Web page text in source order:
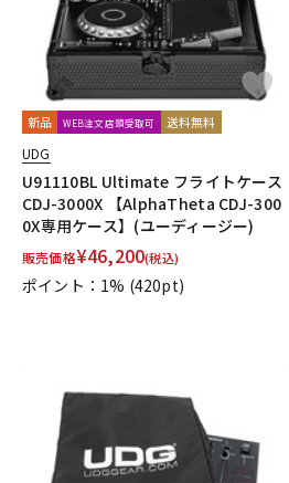
中古
新品 WEB注文店頭受取可 送料無料
UDG
U91110BL Ultimate フライトケース
CDJ-3000X 【AlphaTheta CDJ-300
0X専用ケース】(ユーディージー)
販売価格¥46,200(税込)
ポイント：1% (420pt)